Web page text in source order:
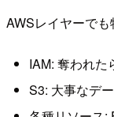
AWSレイヤーでも
IAM: 奪われた
S3: 大事なデ